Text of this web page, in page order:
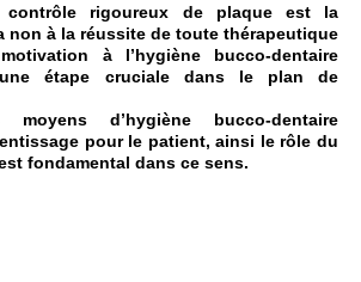
contrôle rigoureux de plaque est la
non à la réussite de toute thérapeutique
à l’hygiène bucco-dentaire
étape cruciale dans le plan de
moyens d’hygiène bucco-dentaire
pour le patient, ainsi le rôle du
fondamental dans ce sens.